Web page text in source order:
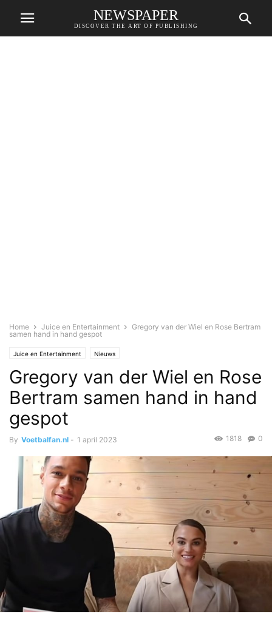
NEWSPAPER
DISCOVER THE ART OF PUBLISHING
Home Juice en Entertainment
Gregory van der Wiel en Rose Bertram
samen hand in hand gespot
Juice en Entertainment Nieuws
Gregory van der Wiel en Rose
Bertram samen hand in hand
gespot
By Voetbalfan.nl - 1 april 2023 0
1818